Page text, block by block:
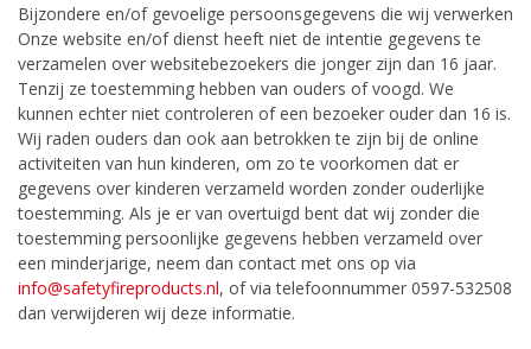
Bijzondere en/of gevoelige persoonsgegevens die wij verwerken
Onze website en/of dienst heeft niet de intentie gegevens te
verzamelen over websitebezoekers die jonger zijn dan 16 jaar.
Tenzij ze toestemming hebben van ouders of voogd. We
kunnen echter niet controleren of een bezoeker ouder dan 16 is.
Wij raden ouders dan ook aan betrokken te zijn bij de online
activiteiten van hun kinderen, om zo te voorkomen dat er
gegevens over kinderen verzameld worden zonder ouderlijke
toestemming. Als je er van overtuigd bent dat wij zonder die
toestemming persoonlijke gegevens hebben verzameld over
een minderjarige, neem dan contact met ons op via
info@safetyfireproducts.nl, of via telefoonnummer 0597-532508
dan verwijderen wij deze informatie.